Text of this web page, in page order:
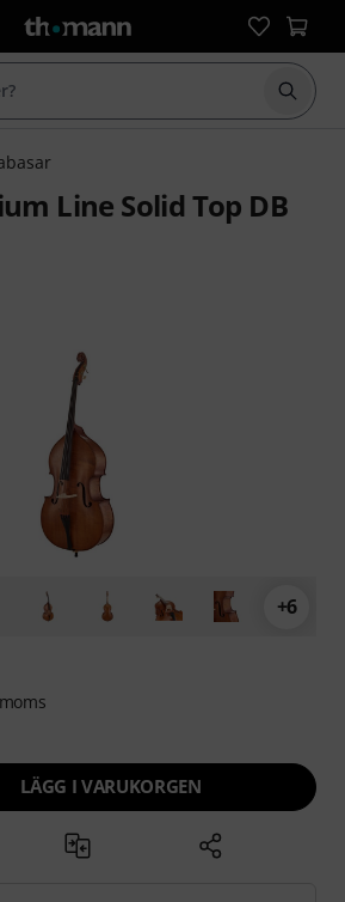
Börja
Line Solid Top DB
5 stjärnor från 8 kundbetyg
+6
LÄGG I VARUKORGEN